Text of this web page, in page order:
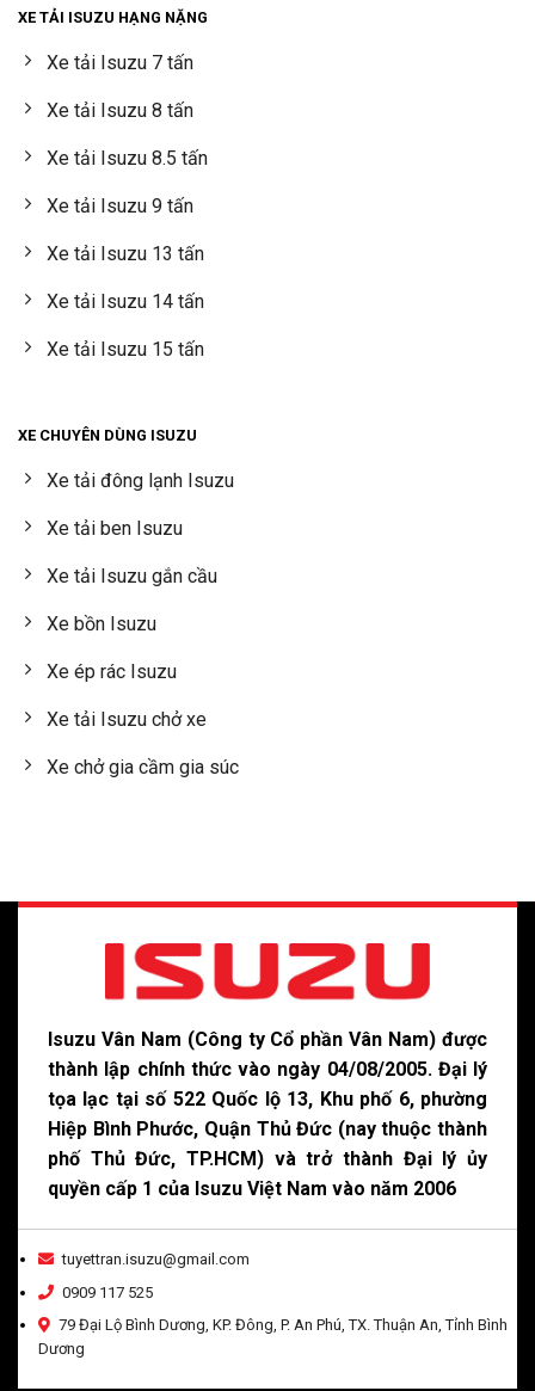
XE TẢI ISUZU HẠNG NẶNG
Xe tải Isuzu 7 tấn
Xe tải Isuzu 8 tấn
Xe tải Isuzu 8.5 tấn
Xe tải Isuzu 9 tấn
Xe tải Isuzu 13 tấn
Xe tải Isuzu 14 tấn
Xe tải Isuzu 15 tấn
XE CHUYÊN DÙNG ISUZU
Xe tải đông lạnh Isuzu
Xe tải ben Isuzu
Xe tải Isuzu gắn cầu
Xe bồn Isuzu
Xe ép rác Isuzu
Xe tải Isuzu chở xe
Xe chở gia cầm gia súc
Isuzu Vân Nam (Công ty Cổ phần Vân Nam) được
thành lập chính thức vào ngày 04/08/2005. Đại lý
tọa lạc tại số 522 Quốc lộ 13, Khu phố 6, phường
Hiệp Bình Phước, Quận Thủ Đức (nay thuộc thành
phố Thủ Đức, TP.HCM) và trở thành Đại lý ủy
quyền cấp 1 của Isuzu Việt Nam vào năm 2006
tuyettran.isuzu@gmail.com
0909 117 525
79 Đại Lộ Bình Dương, KP. Đông, P. An Phú, TX. Thuận An, Tỉnh Bình
Dương